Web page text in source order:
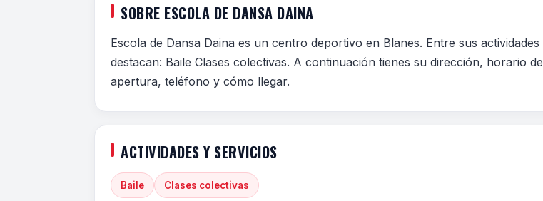
SOBRE ESCOLA DE DANSA DAINA
Escola de Dansa Daina es un centro deportivo en Blanes. Entre sus actividades
destacan: Baile Clases colectivas. A continuación tienes su dirección, horario de
apertura, teléfono y cómo llegar.
ACTIVIDADES Y SERVICIOS
Baile Clases colectivas